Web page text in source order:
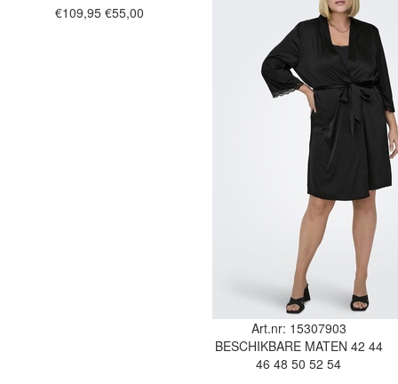
€109,95 €55,00
Art.nr: 15307903
BESCHIKBARE MATEN 42 44
46 48 50 52 54